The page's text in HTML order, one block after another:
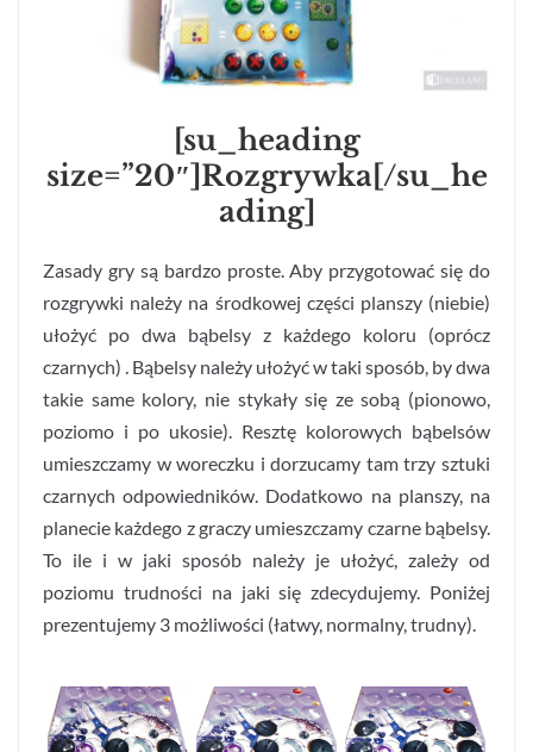
[su_heading
size=”20″]Rozgrywka[/su_he
ading]
Zasady gry są bardzo proste. Aby przygotować się do
rozgrywki należy na środkowej części planszy (niebie)
ułożyć po dwa bąbelsy z każdego koloru (oprócz
czarnych) . Bąbelsy należy ułożyć w taki sposób, by dwa
takie same kolory, nie stykały się ze sobą (pionowo,
poziomo i po ukosie). Resztę kolorowych bąbelsów
umieszczamy w woreczku i dorzucamy tam trzy sztuki
czarnych odpowiedników. Dodatkowo na planszy, na
planecie każdego z graczy umieszczamy czarne bąbelsy.
To ile i w jaki sposób należy je ułożyć, zależy od
poziomu trudności na jaki się zdecydujemy. Poniżej
prezentujemy 3 możliwości (łatwy, normalny, trudny).